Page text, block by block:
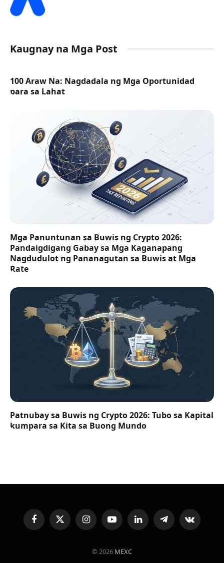
Kaugnay na Mga Post
100 Araw Na: Nagdadala ng Mga Oportunidad
para sa Lahat
Mga Panuntunan sa Buwis ng Crypto 2026:
Pandaigdigang Gabay sa Mga Kaganapang
Nagdudulot ng Pananagutan sa Buwis at Mga
Rate
Patnubay sa Buwis ng Crypto 2026: Tubo sa Kapital
kumpara sa Kita sa Buong Mundo
FacebookX
(Twitter)
InstagramYouTubeLinkedInTelegramVKontakte
© 2026 MEXC